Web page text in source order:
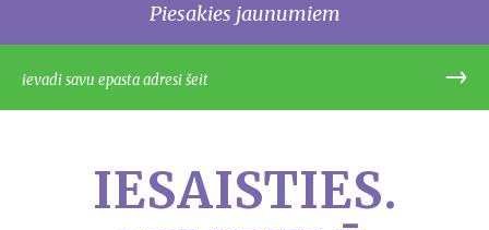
Piesakies jaunumiem
IESAISTIES.